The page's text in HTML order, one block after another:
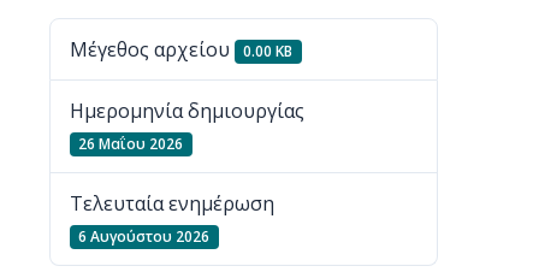
Μέγεθος αρχείου 0.00 KB
Ημερομηνία δημιουργίας
26 Μαΐου 2026
Τελευταία ενημέρωση
6 Αυγούστου 2026